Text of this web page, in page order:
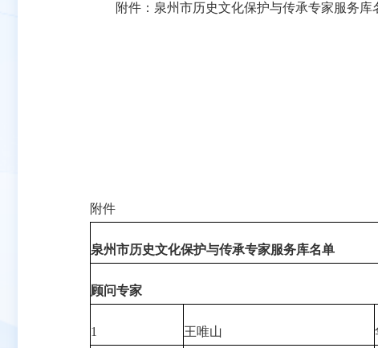
附件：泉州市历史文化保护与传承专家服务库
附件
泉州市历史文化保护与传承专家服务库名单
顾问专家
1 王唯山